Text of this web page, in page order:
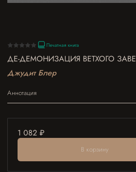
Печатная книга
ДЕ-ДЕМОНИЗАЦИЯ ВЕТХОГО
Джудит Блер
Аннотация
1 082 ₽
В корзину